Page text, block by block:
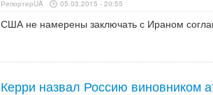
РепортерUA 05.03.2015 - 20:55
США не намерены заключать с Ираном
Керри назвал Россию виновником